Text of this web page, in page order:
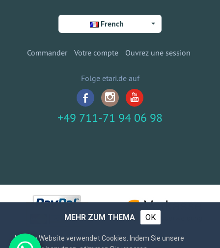
French
Commander Votre compte Ouvrez une session
Folge etari.de auf
+49 711-71 94 06 98
MEHR ZUM THEMA OK
Unsere Website verwendet Cookies. Indem Sie unsere